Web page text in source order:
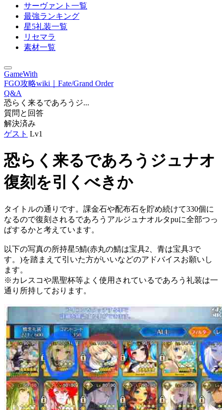
サーヴァント一覧
最強ランキング
星5礼装一覧
リセマラ
素材一覧
GameWith
FGO攻略wiki｜Fate/Grand Order
Q&A
恐らく来るであろうジ...
質問と回答
解決済み
ゲスト Lv1
恐らく来るであろうジュナオ
復刻を引くべきか
タイトルの通りです。課金石や配布石を貯め続けて330個に
なるので復刻されるであろうアルジュナオルタpuに全部つっ
ぱするかと考えています。
以下の写真の所持星5鯖(赤丸の鯖は宝具2、青は宝具3で
す。)を踏まえて引いた方がいいなどのアドバイスお願いし
ます。
※カレスコや黒聖杯等よく使用されているであろう礼装は一
通り所持しております。